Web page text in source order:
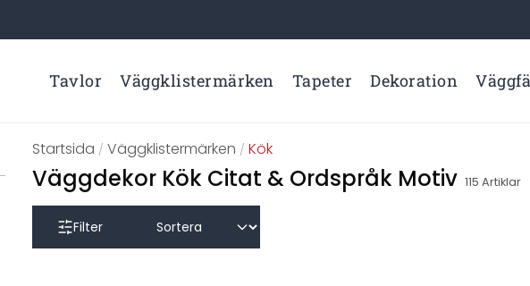
Tavlor Väggklistermärken Tapeter Dekoration
Startsida /Väggklistermärken / Kök
Väggdekor Kök Citat & Ordspråk Motiv 115 Artiklar
Filter